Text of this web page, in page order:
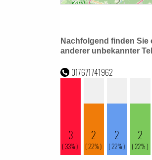
Nachfolgend finden
anderer unbekannter